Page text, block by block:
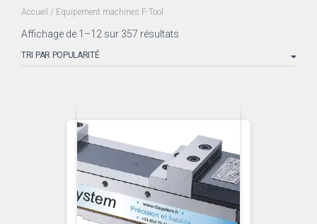
Accueil / Equipement machines F-Tool
Affichage de 1–12 sur 357 résultats
popularité